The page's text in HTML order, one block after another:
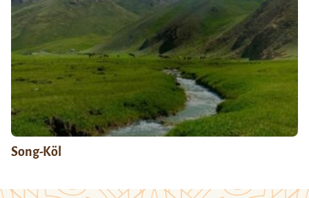
Song-Köl